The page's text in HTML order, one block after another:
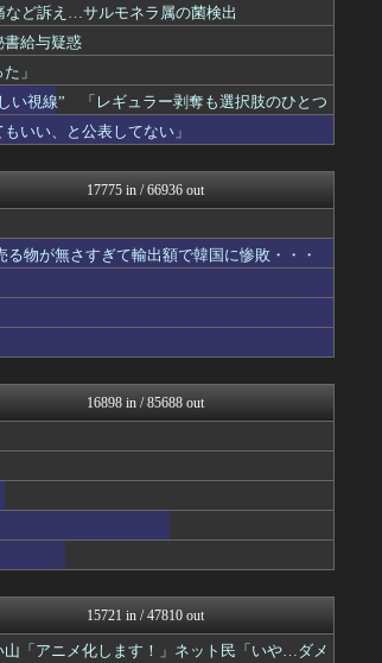
うまぴょいチャンネル -ウ...
凹凸ちゃんねる 発達障害・...
ウマ娘まとめ速報うまろぐ
アルファルファモザイク＠ネ...
それからの出来事() アイ...
乃木通 乃木坂46櫻坂46...
コンテンツ・声優 | ラブ...
かぞくちゃんねる
ほんわかMkⅡ
スターライト速報 -遊戯王...
えすえすログ
アイドル・女子アナ★吟じま...
ひま速(°∀°) -暇つぶ...
日刊やきう速報
SS 森きのこ！
ああ言えばForYou
明日は何を食べようか
Y速報
渡る世間はキチばかり - ...
ミニゴブ速報 ～グラブルま...
ど訴え…サルモネラ属の菌検出
給与疑惑
」
い視線” 「レギュラー剥奪も選択肢のひとつ
いい、と公表してない」
17775 in / 66936 out
物が無さすぎて輸出額で韓国に惨敗・・・
16898 in / 85688 out
15721 in / 47810 out
「アニメ化します！」ネット民「いや…ダメ